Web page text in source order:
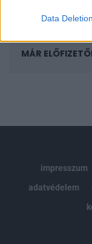
Data Deletion
MÁR
impresszum
adatvédelem